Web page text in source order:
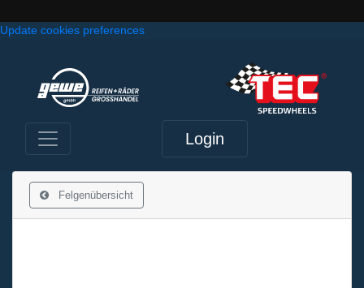
Update cookies preferences
Login
Felgenübersicht